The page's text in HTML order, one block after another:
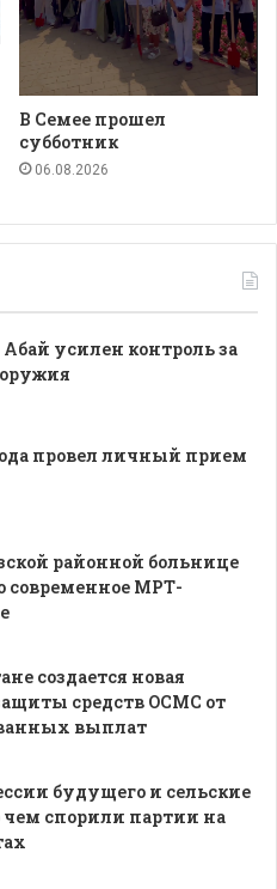
В Семее прошел
субботник
06.08.2026
Абай усилен контроль за
провел личный прием
районной больнице
современное МРТ-
создается новая
средств ОСМС от
выплат
будущего и сельские
чем спорили партии на